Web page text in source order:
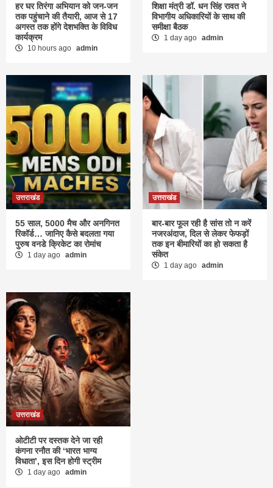
हर घर तिरंगा अभियान को जन-जन
तक पहुंचाने की तैयारी, आज से 17
अगस्त तक होंगे देशभक्ति के विविध
कार्यक्रम
10 hours ago admin
शिक्षा मंत्री डॉ. धन सिंह रावत ने
विभागीय अधिकारियों के साथ की
समीक्षा बैठक
1 day ago admin
उत्तराखंड
55 साल, 5000 मैच और अनगिनत
रिकॉर्ड… जानिए कैसे बदलता गया
पुरुष वनडे क्रिकेट का रोमांच
1 day ago admin
उत्तराखंड
बार-बार फूल रही है सांस तो न करें
नजरअंदाज, दिल से लेकर फेफड़ों
तक इन बीमारियों का हो सकता है
संकेत
1 day ago admin
उत्तराखंड
ओटीटी पर दस्तक देने जा रही
कंगना रनौत की ‘भारत भाग्य
विधाता’, इस दिन होगी स्ट्रीम
1 day ago admin